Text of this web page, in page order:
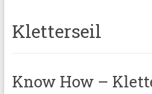
Kletterseil
Know How –